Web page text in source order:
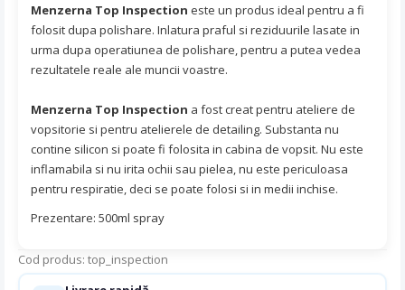
Menzerna Top Inspection este un produs ideal pentru a fi
folosit dupa polishare. Inlatura praful si reziduurile lasate in
urma dupa operatiunea de polishare, pentru a putea vedea
rezultatele reale ale muncii voastre.
Menzerna Top Inspection a fost creat pentru ateliere de
vopsitorie si pentru atelierele de detailing. Substanta nu
contine silicon si poate fi folosita in cabina de vopsit. Nu este
inflamabila si nu irita ochii sau pielea, nu este periculoasa
pentru respiratie, deci se poate folosi si in medii inchise.
Prezentare: 500ml spray
Cod produs: top_inspection